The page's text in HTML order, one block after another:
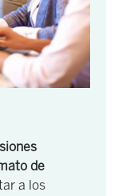
de
a los